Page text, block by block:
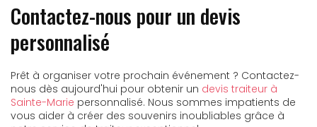
Contactez-nous pour un devis
personnalisé
Prêt à organiser votre prochain événement ? Contactez-
nous dès aujourd'hui pour obtenir un devis traiteur à
Sainte-Marie personnalisé. Nous sommes impatients de
vous aider à créer des souvenirs inoubliables grâce à